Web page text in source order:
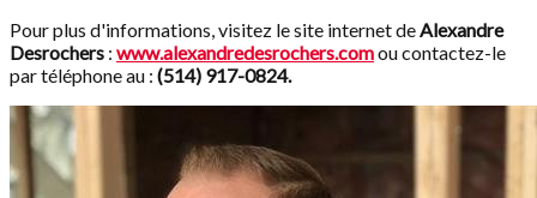
Pour plus d'informations, visitez le site internet deAlexandre
Desrochers : www.alexandredesrochers.comou contactez-le
par téléphone au : (514) 917-0824.